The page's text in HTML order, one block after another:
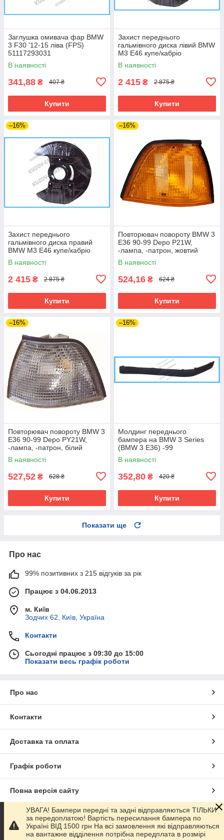
Заглушка омивача фар BMW
3 F30 '12-15 ліва (FPS)
51117293031
В наявності
341,88 ₴ 407 ₴
Купити
Захист переднього
гальмівного диска лівий BMW
M3 E46 купе/кабріо
(Klokkerholm)
В наявності
2 415 ₴ 2 875 ₴
Купити
–16%
Захист переднього
гальмівного диска правий
BMW M3 E46 купе/кабріо
(Klokkerholm)
В наявності
2 415 ₴ 2 875 ₴
Купити
–16%
Повторювач повороту BMW 3
E36 90-99 Depo P21W,
-лампа, -патрон, жовтий
В наявності
524,16 ₴ 624 ₴
Купити
–16%
Повторювач повороту BMW 3
E36 90-99 Depo PY21W,
-лампа, -патрон, білий
В наявності
527,52 ₴ 628 ₴
Купити
–16%
Молдинг переднього
бампера на BMW 3 Series
(BMW 3 E36) -99
В наявності
352,80 ₴ 420 ₴
Купити
Показати ще
Про нас
99% позитивних з 215 відгуків за рік
Працює з 04.06.2013
м. Київ
Зодчих 62, Київ, Україна
Контакти
Сьогодні працює з 09:30 до 15:00
Показати весь графік роботи
Про нас
Контакти
Доставка та оплата
Графік роботи
Повна версія сайту
Сайт створено на маркетплейсіProm.ua
УВАГА! Бампери передні та задні відправляються ТІЛЬКИ
за передоплатою! Вартість пересилання бампера по
Україні ВІД 1500 грн На всі замовлення які відправляються
на вантажне відділення потрібна передплата в розмірі